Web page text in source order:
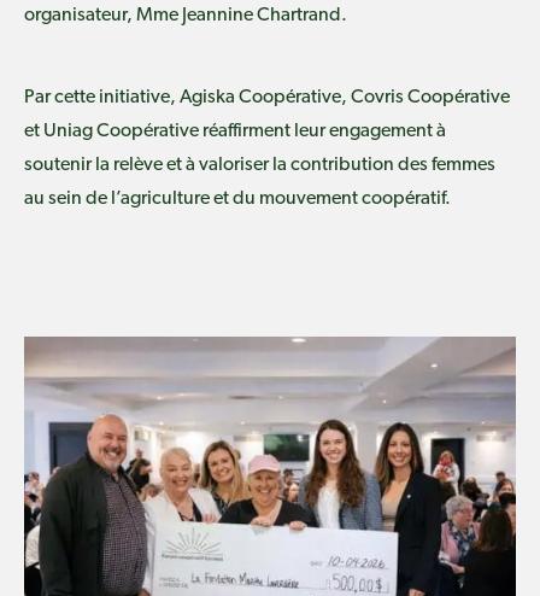
organisateur, Mme Jeannine Chartrand.
Par cette initiative, Agiska Coopérative, Covris Coopérative
et Uniag Coopérative réaffirment leur engagement à
soutenir la relève et à valoriser la contribution des femmes
au sein de l’agriculture et du mouvement coopératif.